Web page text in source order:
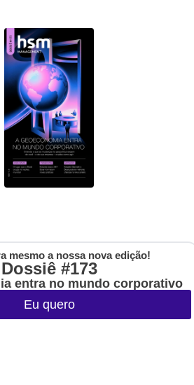
mesmo a nossa nova edição!
Dossiê #173
entra no mundo corporativo
Eu quero